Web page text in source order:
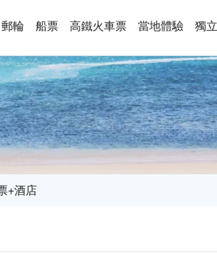
郵輪 船票 高鐵火車票 當地體驗 獨
+酒店